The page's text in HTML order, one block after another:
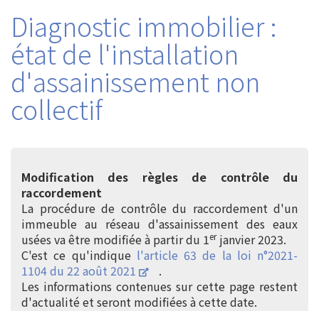
Diagnostic immobilier :
état de l'installation
d'assainissement non
collectif
Modification des règles de contrôle du
raccordement
La procédure de contrôle du raccordement d'un
immeuble au réseau d'assainissement des eaux
usées va être modifiée à partir du 1erjanvier 2023.
C'est ce qu'indique l'article 63 de la loi n°2021-
1104 du 22 août 2021
.
Les informations contenues sur cette page restent
d'actualité et seront modifiées à cette date.